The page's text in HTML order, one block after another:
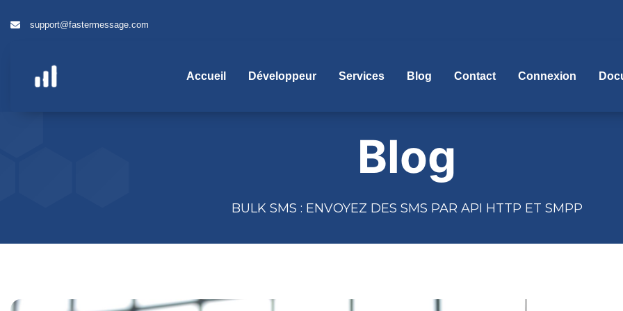
support@fastermessage.com
Accueil Développeur Services Blog Contact Connexion
Blog
BULK SMS : ENVOYEZ DES SMS PAR API HTTP ET SMPP